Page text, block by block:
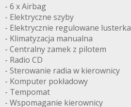
- 6 x Airbag
- Elektryczne szyby
- Elektrycznie regulowane lusterka
- Klimatyzacja manualna
- Centralny zamek z pilotem
- Radio CD
- Sterowanie radia w kierownicy
- Komputer pokładowy
- Tempomat
- Wspomaganie kierownicy